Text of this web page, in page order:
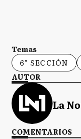
Temas
6° SECCIÓN
AUTOR
La
COMENTARIOS